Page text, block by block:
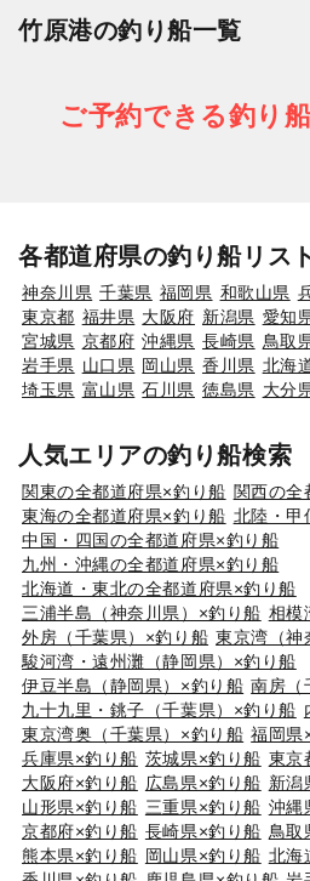
竹原港の釣り船一覧
ご予約できる釣り
各都道府県の釣り船リスト
神奈川県 千葉県 福岡県 和歌山県
東京都 福井県 大阪府 新潟県 愛知
宮城県 京都府 沖縄県 長崎県 鳥取
岩手県 山口県 岡山県 香川県 北海
埼玉県 富山県 石川県 徳島県 大分
人気エリアの釣り船検索
関東の全都道府県×釣り船 関西の全
東海の全都道府県×釣り船 北陸・甲
中国・四国の全都道府県×釣り船
九州・沖縄の全都道府県×釣り船
北海道・東北の全都道府県×釣り船
三浦半島（神奈川県）×釣り船 相模
外房（千葉県）×釣り船 東京湾（神
駿河湾・遠州灘（静岡県）×釣り船
伊豆半島（静岡県）×釣り船 南房（
九十九里・銚子（千葉県）×釣り船
東京湾奥（千葉県）×釣り船 福岡県
兵庫県×釣り船 茨城県×釣り船 東京
大阪府×釣り船 広島県×釣り船 新潟
山形県×釣り船 三重県×釣り船 沖縄
京都府×釣り船 長崎県×釣り船 鳥取
熊本県×釣り船 岡山県×釣り船 北海